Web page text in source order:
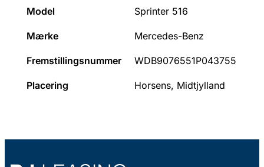
Model Sprinter 516
Mærke Mercedes-Benz
Fremstillingsnummer WDB9076551P043755
Placering Horsens, Midtjylland